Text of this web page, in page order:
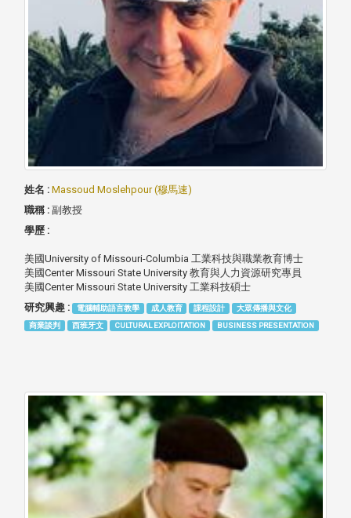
姓名 : Massoud Moslehpour (穆馬速)
職稱 : 副教授
學歷 :
美國University of Missouri-Columbia 工業科技與職業教育博士
美國Center Missouri State University 教育與人力資源研究專員
美國Center Missouri State University 工業科技碩士
研究興趣 :
電腦輔助語言教學 成人教育 課程設計
大眾傳播與文化
商業談判
西班牙文 CULTURAL EXPLOITATION BUSINESS PRESENTATION